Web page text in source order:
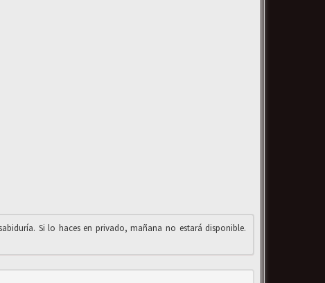
Si lo haces en privado, mañana no estará disponible.